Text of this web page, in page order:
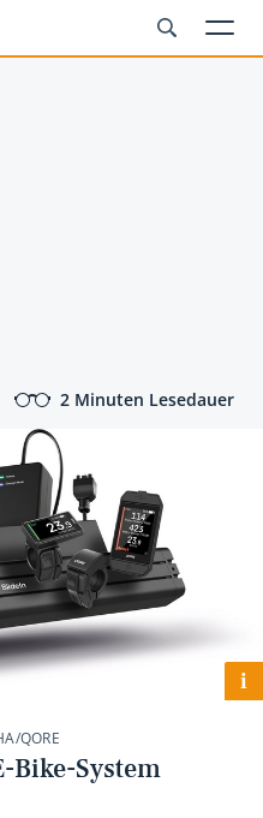
2 Minuten Lesedauer
i
QORE
Bike-System